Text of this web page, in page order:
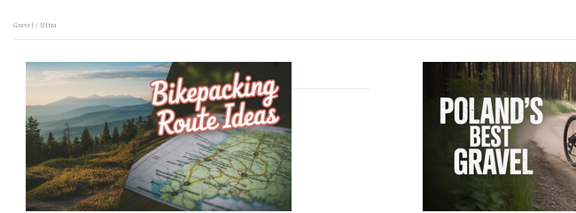
Gravel / Ultra